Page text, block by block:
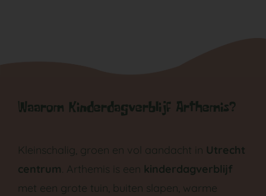
Waarom Kinderdagverblijf Arthemis?
Kleinschalig, groen en vol aandacht in Utrecht
centrum. Arthemis is een kinderdagverblijf
met een grote tuin, buiten slapen, warme